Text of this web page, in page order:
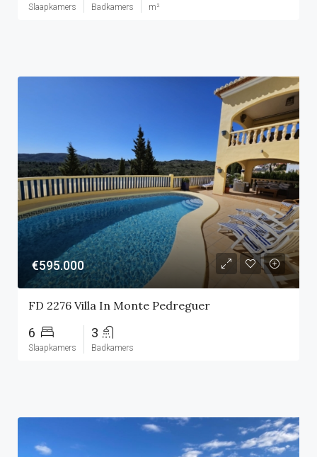
Slaapkamers Badkamers m²
€595.000
FD 2276 Villa In Monte Pedreguer
6
Slaapkamers
3
Badkamers